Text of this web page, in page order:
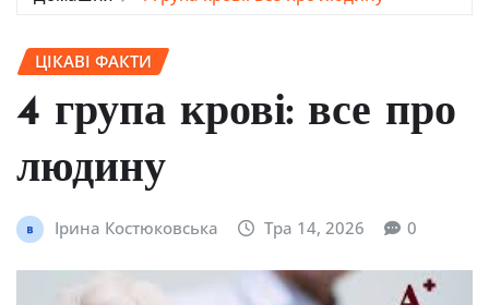
ЦІКАВІ ФАКТИ
4 група крові: все про
людину
Ірина Костюковська Тра 14, 2026 0